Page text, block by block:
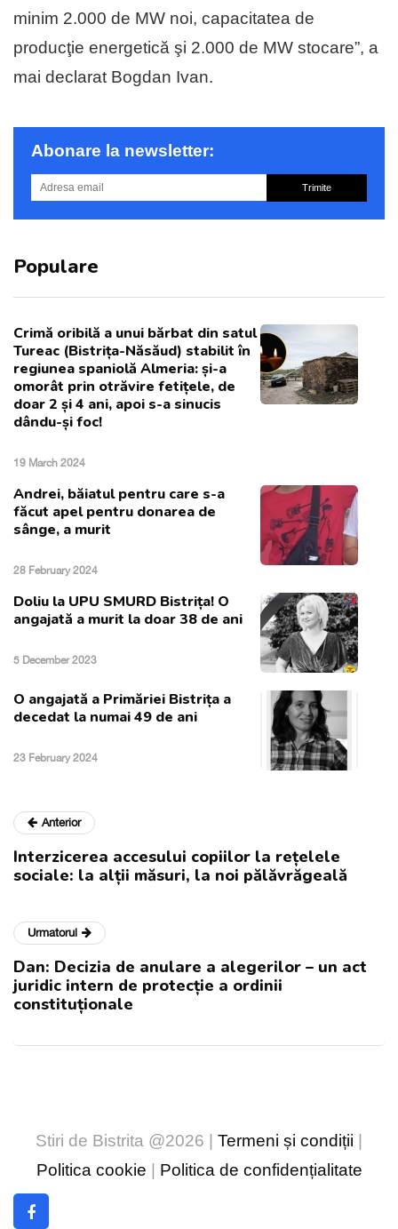
minim 2.000 de MW noi, capacitatea de
producţie energetică şi 2.000 de MW stocare”, a
mai declarat Bogdan Ivan.
Abonare la newsletter:
Trimite
Populare
Crimă oribilă a unui bărbat din satul
Tureac (Bistrița-Năsăud) stabilit în
regiunea spaniolă Almeria: și-a
omorât prin otrăvire fetițele, de
doar 2 și 4 ani, apoi s-a sinucis
dându-și foc!
19 March 2024
Andrei, băiatul pentru care s-a
făcut apel pentru donarea de
sânge, a murit
28 February 2024
Doliu la UPU SMURD Bistrița! O
angajată a murit la doar 38 de ani
5 December 2023
O angajată a Primăriei Bistrița a
decedat la numai 49 de ani
23 February 2024
Anterior
Interzicerea accesului copiilor la rețelele
sociale: la alții măsuri, la noi pălăvrăgeală
Urmatorul
Dan: Decizia de anulare a alegerilor – un act
juridic intern de protecție a ordinii
constituționale
Stiri de Bistrita @2026 | Termeni și condiții
Politica cookie
Politica de confidențialitate